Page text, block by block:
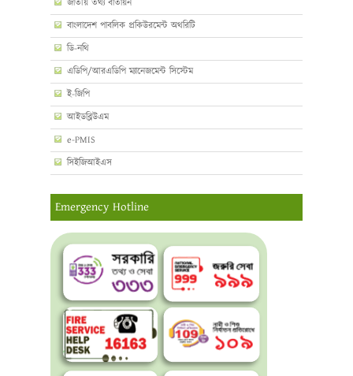
জাতীয় তথ্য বাতায়ন
বাংলাদেশ পাবলিক প্রকিউরমেন্ট অথরিটি
ডি-নথি
এডিপি/আরএডিপি ম্যানেজমেন্ট সিস্টেম
ই-জিপি
আইডব্লিউএম
e-PMIS
সিইজিআইএস
Emergency Hotline